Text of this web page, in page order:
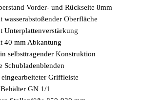
Vorder- und Rückseite 8mm
wasserabstoßender Oberfläche
Unterplattenverstärkung
40 mm Abkantung
selbsttragender Konstruktion
Schubladenblenden
Griffleiste
GN 1/1